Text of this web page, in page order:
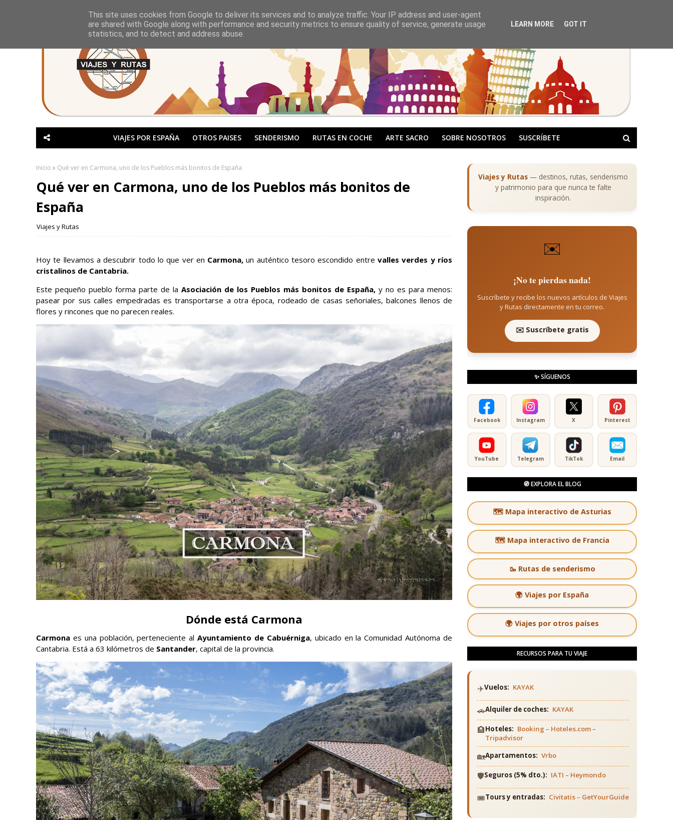
VIAJES POR ESPAÑA OTROS PAISES SENDERISMO RUTAS EN COCHE ARTE SACRO SOBRE NOSOTROS SUSCRÍBETE
Inicio Qué ver en Carmona, uno de los Pueblos más bonitos de España
Qué ver en Carmona, uno de los Pueblos más bonitos de
España
Viajes y Rutas
Hoy te llevamos a descubrir todo lo que ver en Carmona, un auténtico tesoro escondido entrevalles verdes y ríos
cristalinos de Cantabria.
Este pequeño pueblo forma parte de la Asociación de los Pueblos más bonitos de España, y no es para menos:
pasear por sus calles empedradas es transportarse a otra época, rodeado de casas señoriales, balcones llenos de
flores y rincones que no parecen reales.
Dónde está Carmona
Carmona es una población, perteneciente alAyuntamiento de Cabuérniga, ubicado en la Comunidad Autónoma de
Cantabria. Está a 63 kilómetros de Santander, capital de la provincia.
Viajes y Rutas — destinos, rutas, senderismo
y patrimonio para que nunca te falte
inspiración.
✉️
¡No te pierdas nada!
Suscríbete y recibe los nuevos artículos de Viajes
y Rutas directamente en tu correo.
✉️ Suscríbete gratis
✨ SÍGUENOS
Facebook Instagram X Pinterest
YouTube Telegram TikTok Email
🧭 EXPLORA EL BLOG
🗺️ Mapa interactivo de Asturias
🗺️ Mapa interactivo de Francia
🥾 Rutas de senderismo
🌍 Viajes por España
🌍 Viajes por otros países
RECURSOS PARA TU VIAJE
✈️Vuelos: KAYAK
🚗Alquiler de coches: KAYAK
🏨Hoteles: Booking – Hoteles.com–
Tripadvisor
🏡Apartamentos: Vrbo
🛡️Seguros (5% dto.): IATI – Heymondo
🎟️Tours y entradas: Civitatis– GetYourGuide
This site uses cookies from Google to deliver its services and to analyze traffic. Your IP address and user-agent
are shared with Google along with performance and security metrics to ensure quality of service, generate usage
statistics, and to detect and address abuse.
LEARN MORE GOT IT